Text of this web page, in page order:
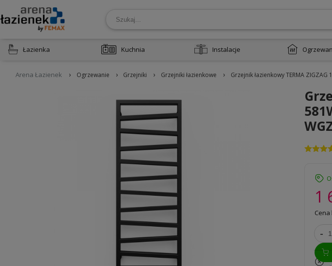
Łazienka Kuchnia Instalacje
Arena Łazienek › Ogrzewanie › Grzejniki › Grzejniki łazienkowe › Grzejnik łazienkowy TERMA
1
-